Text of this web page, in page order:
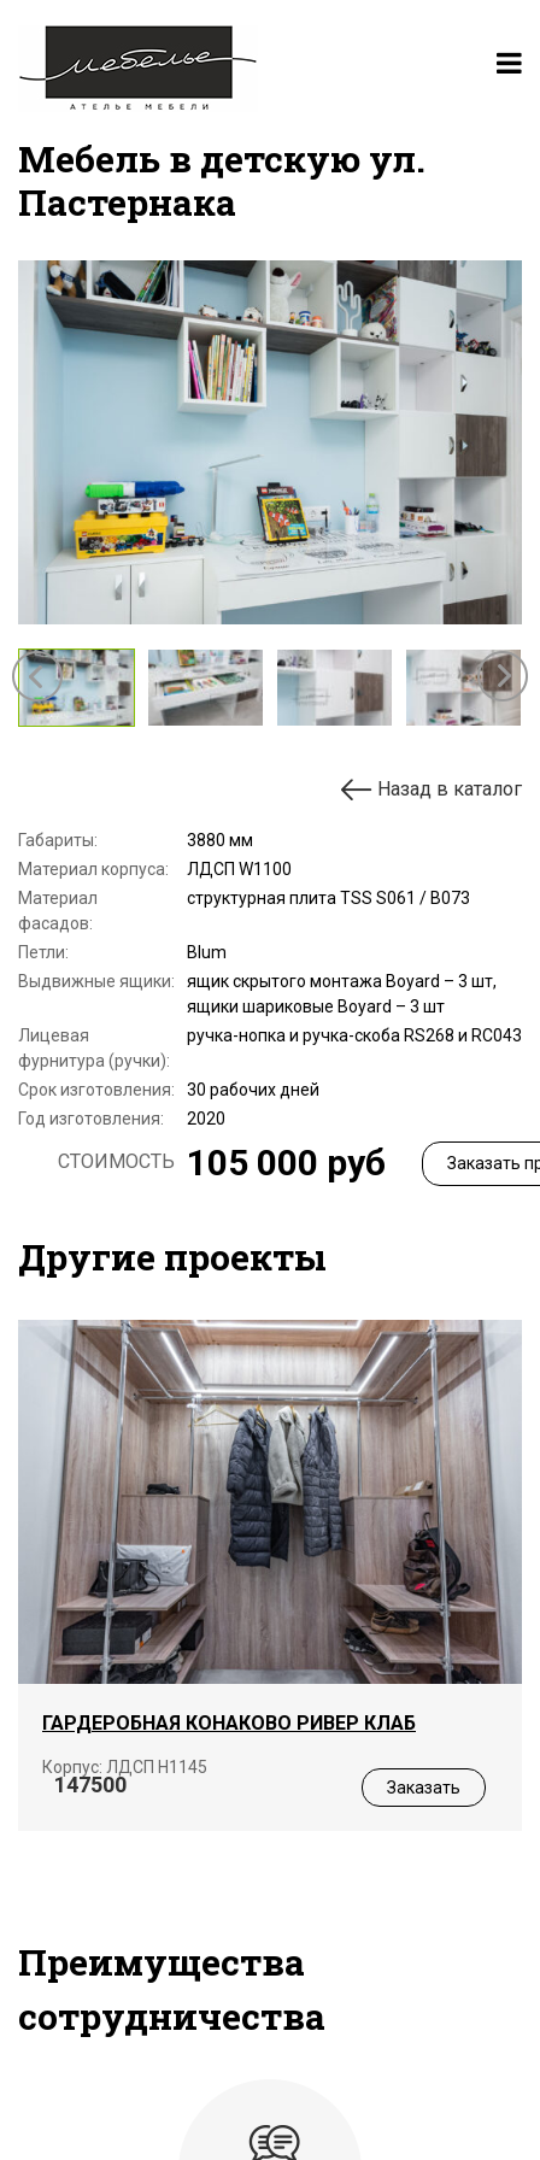
Мебель в детскую ул.
Пастернака
Назад в каталог
Габариты:
3880 мм
Материал корпуса:
ЛДСП W1100
Материал
фасадов:
структурная плита TSS S061 / B073
Петли:
Blum
Выдвижные ящики:
ящик скрытого монтажа Boyard – 3 шт,
ящики шариковые Boyard – 3 шт
Лицевая
фурнитура (ручки):
ручка-нопка и ручка-скоба RS268 и RC043
Срок изготовления:
30 рабочих дней
Год изготовления:
2020
СТОИМОСТЬ 105 000 руб Заказать
Другие проекты
ГАРДЕРОБНАЯ КОНАКОВО РИВЕР КЛАБ
Корпус: ЛДСП Н1145
147500 Заказать
Преимущества
сотрудничества